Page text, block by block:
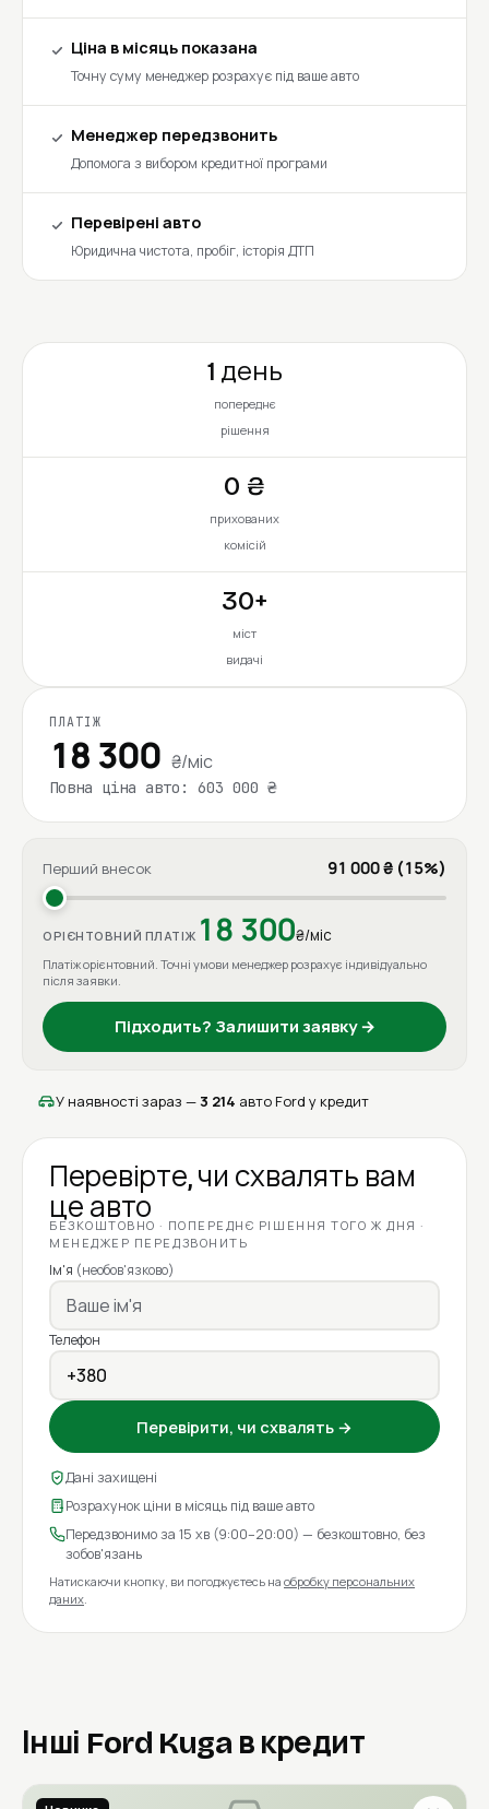
Ціна в місяць показана
Точну суму менеджер розрахує під ваше авто
Менеджер передзвонить
Допомога з вибором кредитної програми
Перевірені авто
Юридична чистота, пробіг, історія ДТП
1 день
попереднє
рішення
0 ₴
прихованих
комісій
30+
міст
видачі
ПЛАТІЖ
18 300 ₴/міс
Повна ціна авто: 603 000 ₴
Перший внесок 91 000 ₴ (15%)
ОРІЄНТОВНИЙ ПЛАТІЖ 18 300₴/міс
Платіж орієнтовний. Точні умови менеджер розрахує індивідуально
після заявки.
Підходить? Залишити заявку →
У наявності зараз — 3 214 авто Ford у кредит
Перевірте, чи схвалять вам
це авто
БЕЗКОШТОВНО · ПОПЕРЕДНЄ РІШЕННЯ ТОГО Ж ДНЯ ·
МЕНЕДЖЕР ПЕРЕДЗВОНИТЬ
Ім'я (необов'язково)
Телефон
Перевірити, чи схвалять →
Дані захищені
Розрахунок ціни в місяць під ваше авто
Передзвонимо за 15 хв (9:00–20:00) — безкоштовно, без
зобов'язань
Натискаючи кнопку, ви погоджуєтесь на обробку персональних
даних.
Інші Ford Kuga в кредит